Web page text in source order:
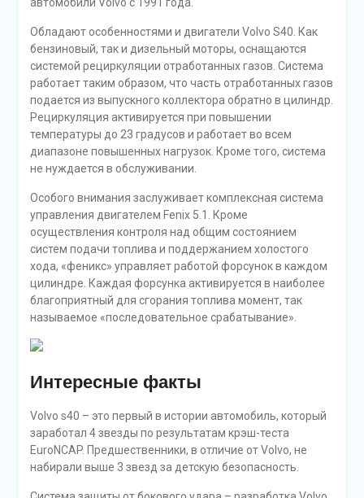
автомобили Volvo c 1991 года.
Обладают особенностями и двигатели Volvo S40. Как
бензиновый, так и дизельный моторы, оснащаются
системой рециркуляции отработанных газов. Система
работает таким образом, что часть отработанных газов
подается из выпускного коллектора обратно в цилиндр.
Рециркуляция активируется при повышении
температуры до 23 градусов и работает во всем
диапазоне повышенных нагрузок. Кроме того, система
не нуждается в обслуживании.
Особого внимания заслуживает комплексная система
управления двигателем Fenix 5.1. Кроме
осуществления контроля над общим состоянием
систем подачи топлива и поддержанием холостого
хода, «феникс» управляет работой форсунок в каждом
цилиндре. Каждая форсунка активируется в наиболее
благоприятный для сгорания топлива момент, так
называемое «последовательное срабатывание».
Интересные факты
Volvo s40 – это первый в истории автомобиль, который
заработал 4 звезды по результатам крэш-теста
EuroNCAP. Предшественники, в отличие от Volvo, не
набирали выше 3 звезд за детскую безопасность.